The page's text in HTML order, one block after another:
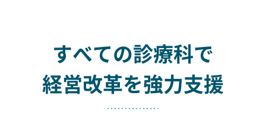
すべての診療科で
経営改革を強力支援